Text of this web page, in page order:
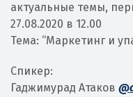
актуальные темы,
27.08.2020 в 12.00
Тема: “Маркетинг и
Спикер:
Гаджимурад Атаков